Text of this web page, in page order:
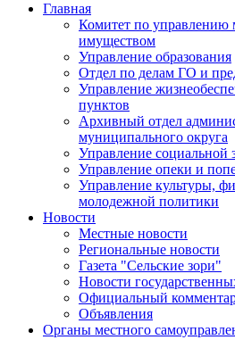
Главная
Комитет по
имуществом
Управление образования
Отдел по делам ГО и
Управление
пунктов
Архивный отдел
муниципального округа
Управление социальной
Управление опеки и
Управление культуры,
молодежной политики
Новости
Местные новости
Региональные новости
Газета "Сельские зори"
Новости
Официальный
Объявления
Органы местного